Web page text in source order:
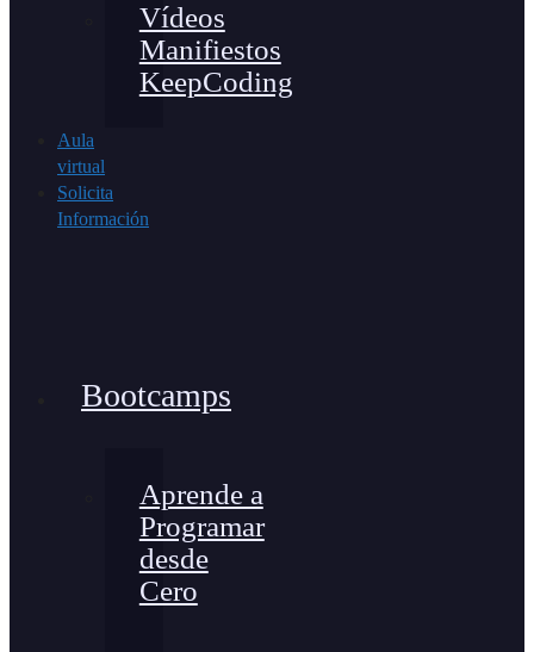
Vídeos
Manifiestos
KeepCoding
Aula
virtual
Solicita
Información
Bootcamps
Aprende a
Programar
desde
Cero